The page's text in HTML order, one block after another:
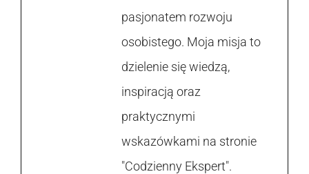
pasjonatem rozwoju
osobistego. Moja misja to
dzielenie się wiedzą,
inspiracją oraz
praktycznymi
wskazówkami na stronie
"Codzienny Ekspert".